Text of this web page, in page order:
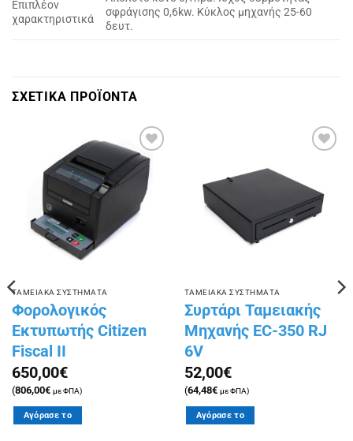
Επιπλέον
χαρακτηριστικά
σφράγισης 0,6kw. Κύκλος μηχανής 25-60
δευτ.
ΣΧΕΤΙΚΑ ΠΡΟΪΟΝΤΑ
Πρόσθήκη
στην
λίστα
επιθυμιών
ΤΑΜΕΙΑΚΑ ΣΥΣΤΗΜΑΤΑ
Φορολογικός
Εκτυπωτής Citizen
Fiscal II
650,00€
(806,00€ με ΦΠΑ)
Αγόρασε το
λίστα
επιθυμιών
ΤΑΜΕΙΑΚΑ ΣΥΣΤΗΜΑΤΑ
Συρτάρι Ταμειακής
Μηχανής EC-350 RJ
6V
52,00€
(64,48€ με ΦΠΑ)
Αγόρασε το